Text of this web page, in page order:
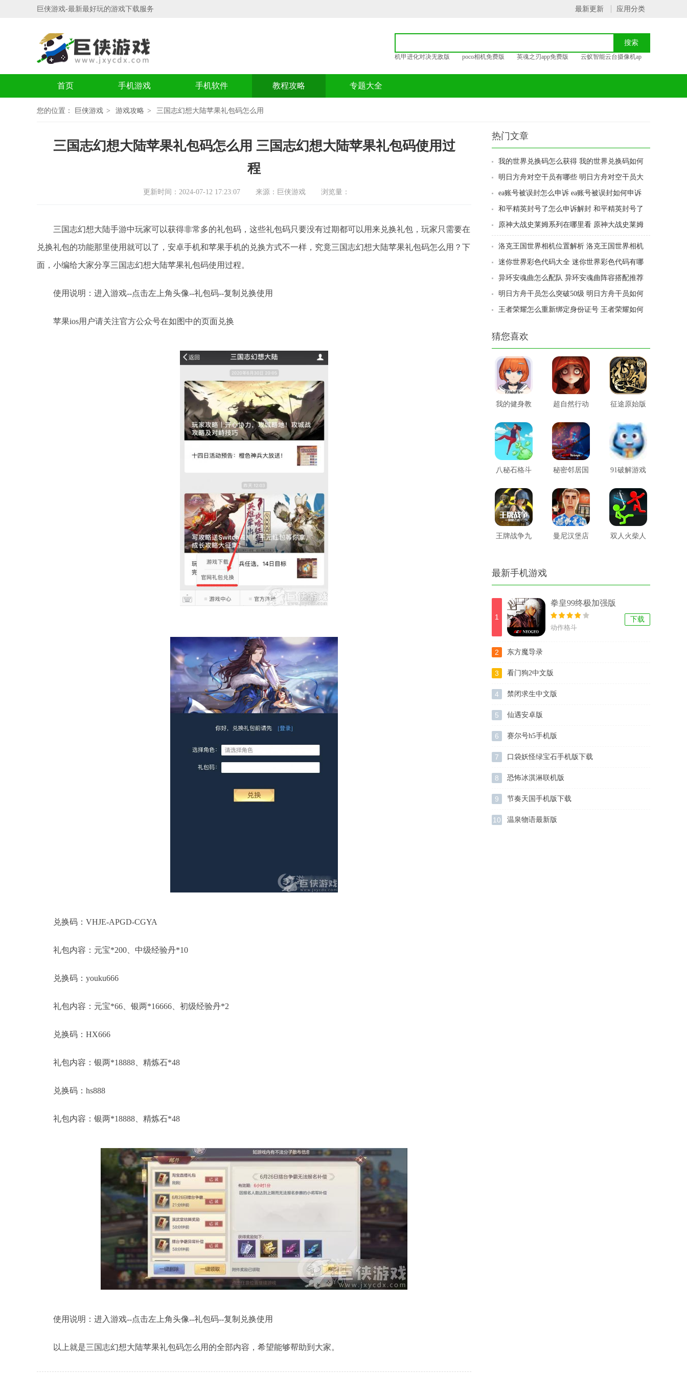
巨侠游戏-最新最好玩的游戏下载服务 最新更新 应用分类
机甲进化对决无敌版 poco相机免费版 英魂之刃app免费版
云蚁智能云台摄像机ap
首页 手机游戏 手机软件 教程攻略 专题大全
您的位置： 巨侠游戏 游戏攻略 三国志幻想大陆苹果礼包码怎么用
三国志幻想大陆苹果礼包码怎么用 三国志幻想大陆苹果礼包码使用过
程
更新时间：2024-07-12 17:23:07 来源：巨侠游戏 浏览量：
三国志幻想大陆手游中玩家可以获得非常多的礼包码，这些礼包码只要没有过期都可以用来兑换礼包，玩家只需要在
兑换礼包的功能那里使用就可以了，安卓手机和苹果手机的兑换方式不一样，究竟三国志幻想大陆苹果礼包码怎么用？下
面，小编给大家分享三国志幻想大陆苹果礼包码使用过程。
使用说明：进入游戏--点击左上角头像--礼包码--复制兑换使用
苹果ios用户请关注官方公众号在如图中的页面兑换
兑换码：VHJE-APGD-CGYA
礼包内容：元宝*200、中级经验丹*10
兑换码：youku666
礼包内容：元宝*66、银两*16666、初级经验丹*2
兑换码：HX666
礼包内容：银两*18888、精炼石*48
兑换码：hs888
礼包内容：银两*18888、精炼石*48
使用说明：进入游戏--点击左上角头像--礼包码--复制兑换使用
以上就是三国志幻想大陆苹果礼包码怎么用的全部内容，希望能够帮助到大家。
热门文章
我的世界兑换码怎么获得 我的世界兑换码如何
获得
明日方舟对空干员有哪些 明日方舟对空干员大
全
ea账号被误封怎么申诉 ea账号被误封如何申诉
和平精英封号了怎么申诉解封 和平精英封号了
如何申诉解封
原神大战史莱姆系列在哪里看 原神大战史莱姆
哪里可以看
洛克王国世界相机位置解析 洛克王国世界相机
位置在哪
迷你世界彩色代码大全 迷你世界彩色代码有哪
些
异环安魂曲怎么配队 异环安魂曲阵容搭配推荐
明日方舟干员怎么突破50级 明日方舟干员如何
突破50级
王者荣耀怎么重新绑定身份证号 王者荣耀如何
猜您喜欢
我的健身教
练2
超自然行动
小组
征途原始版
八秘石格斗 秘密邻居国
际版
91破解游戏
盒子
王牌战争九 曼尼汉堡店 双人火柴人
最新手机游戏
1
拳皇99终极加强版
动作格斗
下载
2 东方魔导录
3 看门狗2中文版
4 禁闭求生中文版
5 仙遇安卓版
6 赛尔号h5手机版
7 口袋妖怪绿宝石手机版下载
8 恐怖冰淇淋联机版
9 节奏天国手机版下载
10 温泉物语最新版